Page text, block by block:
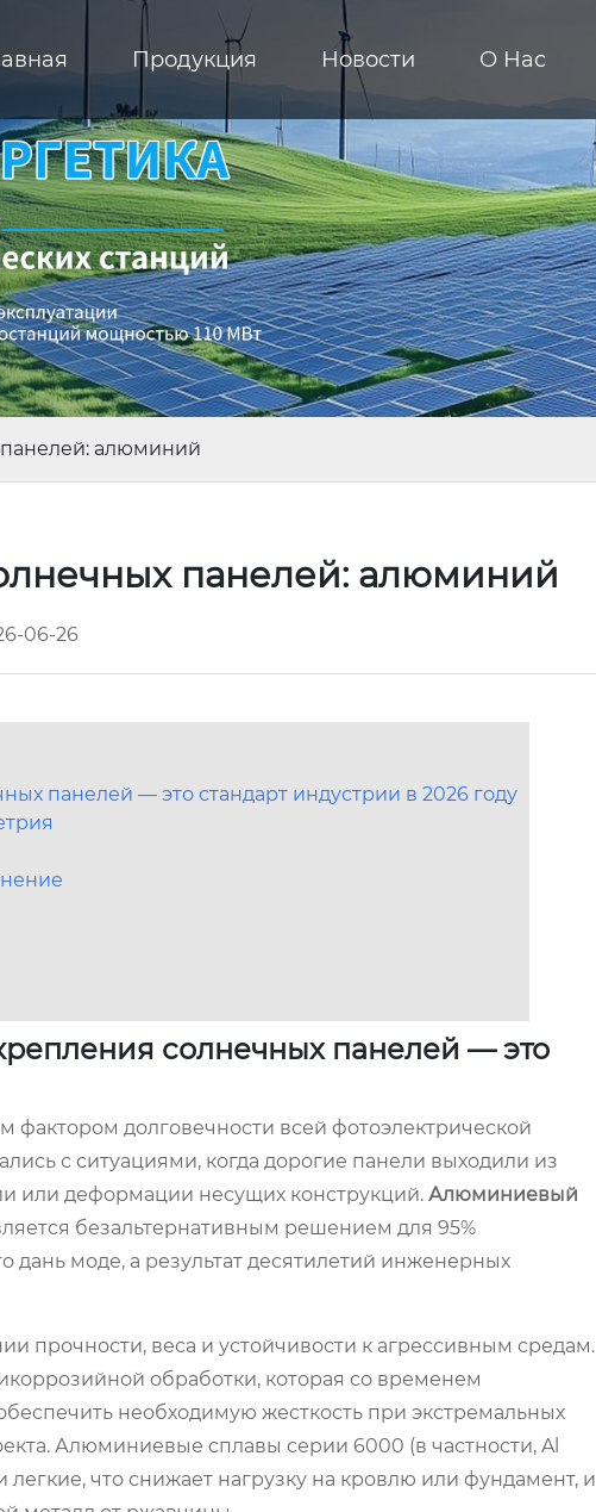
Продукция Новости О Нас
алюминий
панелей: алюминий
06-26
панелей — это стандарт индустрии в 2026 году
солнечных панелей — это
долговечности всей фотоэлектрической
с ситуациями, когда дорогие панели выходили из
или деформации несущих конструкций. Алюминиевый
безальтернативным решением для 95%
моде, а результат десятилетий инженерных
прочности, веса и устойчивости к агрессивным средам.
обработки, которая со временем
необходимую жесткость при экстремальных
Алюминиевые сплавы серии 6000 (в частности, Al
что снижает нагрузку на кровлю или фундамент, и